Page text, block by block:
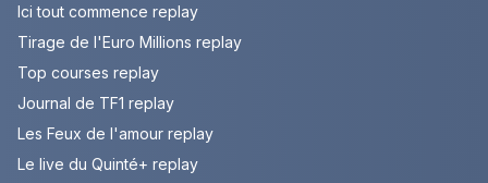
Ici tout commence replay
Tirage de l'Euro Millions replay
Top courses replay
Journal de TF1 replay
Les Feux de l'amour replay
Le live du Quinté+ replay